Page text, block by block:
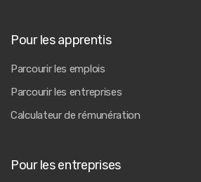
Pour les apprentis
Parcourir les emplois
Parcourir les entreprises
Calculateur de rémunération
Pour les entreprises